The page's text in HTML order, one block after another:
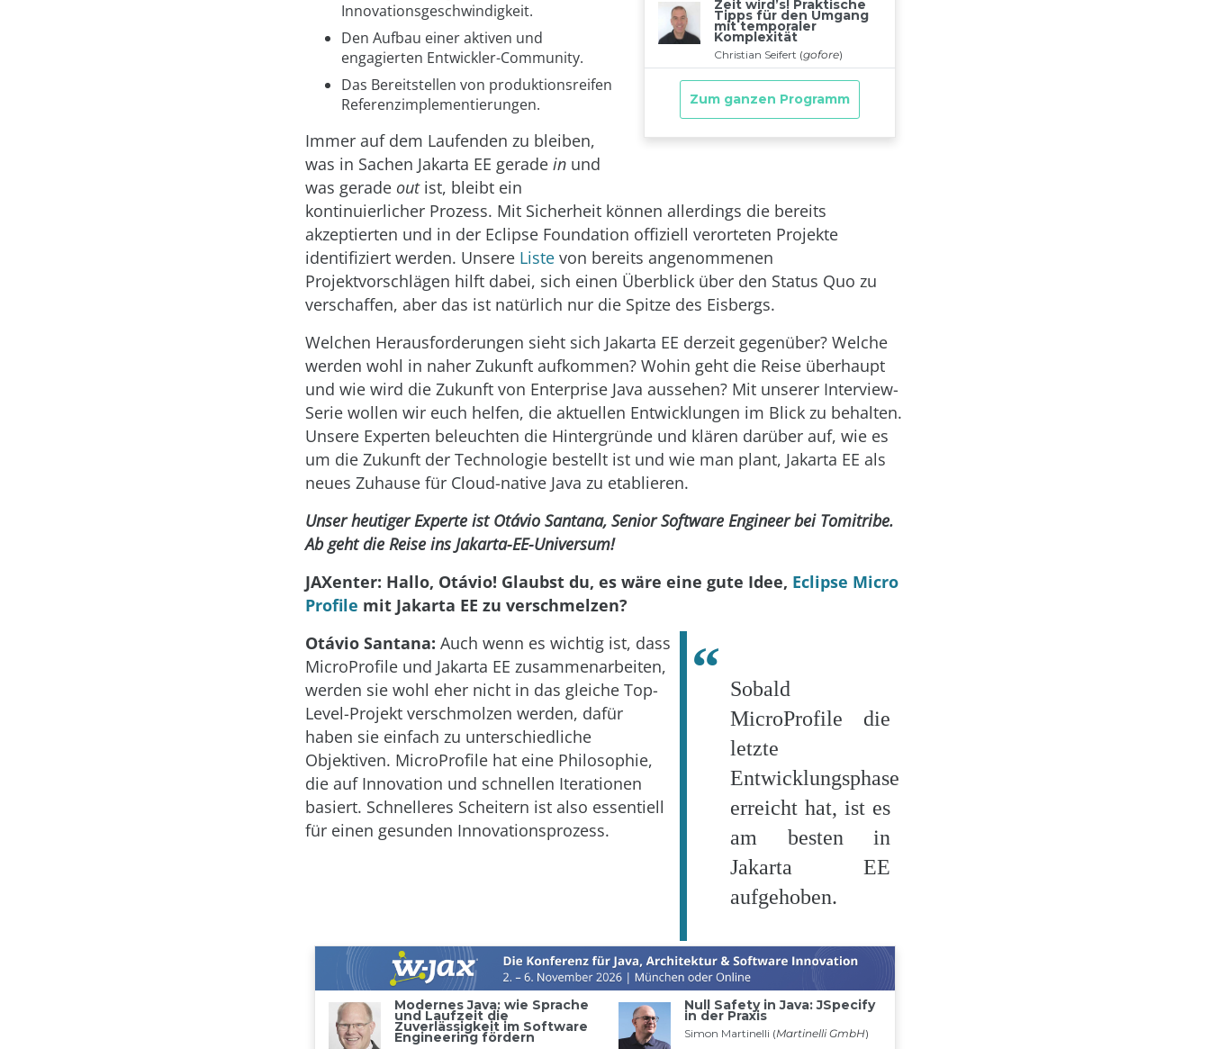
Innovationsgeschwindigkeit.
Den Aufbau einer aktiven und
engagierten Entwickler-Community.
Das Bereitstellen von produktionsreifen
Referenzimplementierungen.
Immer auf dem Laufenden zu bleiben,
was in Sachen Jakarta EE gerade in und
was gerade outist, bleibt ein
kontinuierlicher Prozess. Mit Sicherheit können allerdings die bereits
akzeptierten und in der Eclipse Foundation offiziell verorteten Projekte
identifiziert werden. Unsere Liste von bereits angenommenen
Projektvorschlägen hilft dabei, sich einen Überblick über den Status Quo zu
verschaffen, aber das ist natürlich nur die Spitze des Eisbergs.
Welchen Herausforderungen sieht sich Jakarta EE derzeit gegenüber? Welche
werden wohl in naher Zukunft aufkommen? Wohin geht die Reise überhaupt
und wie wird die Zukunft von Enterprise Java aussehen? Mit unserer Interview-
Serie wollen wir euch helfen, die aktuellen Entwicklungen im Blick zu behalten.
Unsere Experten beleuchten die Hintergründe und klären darüber auf, wie es
um die Zukunft der Technologie bestellt ist und wie man plant, Jakarta EE als
neues Zuhause für Cloud-native Java zu etablieren.
Unser heutiger Experte ist Otávio Santana, Senior Software Engineer bei Tomitribe.
Ab geht die Reise ins Jakarta-EE-Universum!
JAXenter: Hallo, Otávio! Glaubst du, es wäre eine gute Idee, Eclipse Micro
Profile mit Jakarta EE zu verschmelzen?
Sobald
MicroProfile die
letzte
Entwicklungsphase
erreicht hat, ist es
am besten in
Jakarta EE
aufgehoben.
Otávio Santana: Auch wenn es wichtig ist, dass
MicroProfile und Jakarta EE zusammenarbeiten,
werden sie wohl eher nicht in das gleiche Top-
Level-Projekt verschmolzen werden, dafür
haben sie einfach zu unterschiedliche
Objektiven. MicroProfile hat eine Philosophie,
die auf Innovation und schnellen Iterationen
basiert. Schnelleres Scheitern ist also essentiell
für einen gesunden Innovationsprozess.